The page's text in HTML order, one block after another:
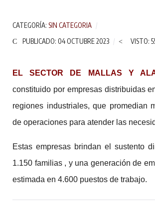
CATEGORÍA: SIN CATEGORIA
PUBLICADO: 04 OCTUBRE 2023
VISTO:
EL SECTOR DE MALLAS Y
constituido por empresas distribuidas
regiones industriales, que promedian
de operaciones para atender las
Estas empresas brindan el sustento
1.150 familias , y una generación de
estimada en 4.600 puestos de trabajo.